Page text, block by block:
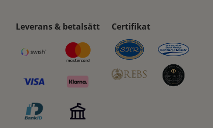
Leverans & betalsätt Certifikat